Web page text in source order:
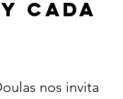
cada
nos invita